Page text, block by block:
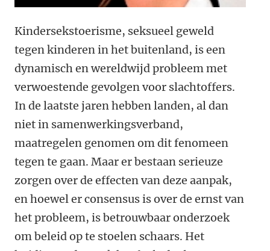
Kindersekstoerisme, seksueel geweld
tegen kinderen in het buitenland, is een
dynamisch en wereldwijd probleem met
verwoestende gevolgen voor slachtoffers.
In de laatste jaren hebben landen, al dan
niet in samenwerkingsverband,
maatregelen genomen om dit fenomeen
tegen te gaan. Maar er bestaan serieuze
zorgen over de effecten van deze aanpak,
en hoewel er consensus is over de ernst van
het probleem, is betrouwbaar onderzoek
om beleid op te stoelen schaars. Het